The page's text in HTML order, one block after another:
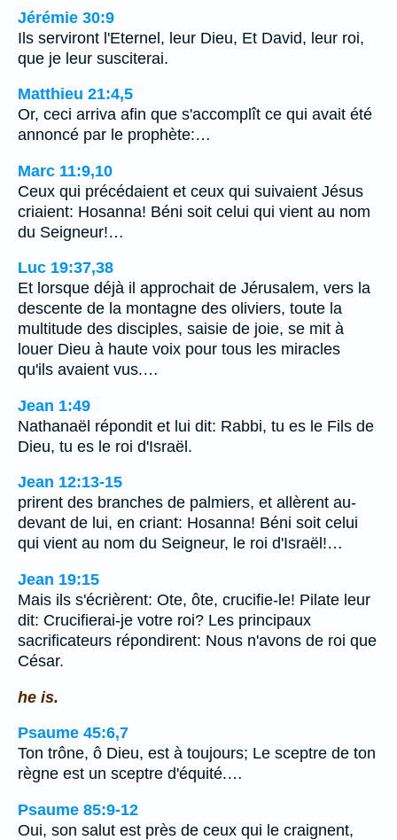
Jérémie 30:9
Ils serviront l'Eternel, leur Dieu, Et David, leur roi,
que je leur susciterai.
Matthieu 21:4,5
Or, ceci arriva afin que s'accomplît ce qui avait été
annoncé par le prophète:…
Marc 11:9,10
Ceux qui précédaient et ceux qui suivaient Jésus
criaient: Hosanna! Béni soit celui qui vient au nom
du Seigneur!…
Luc 19:37,38
Et lorsque déjà il approchait de Jérusalem, vers la
descente de la montagne des oliviers, toute la
multitude des disciples, saisie de joie, se mit à
louer Dieu à haute voix pour tous les miracles
qu'ils avaient vus.…
Jean 1:49
Nathanaël répondit et lui dit: Rabbi, tu es le Fils de
Dieu, tu es le roi d'Israël.
Jean 12:13-15
prirent des branches de palmiers, et allèrent au-
devant de lui, en criant: Hosanna! Béni soit celui
qui vient au nom du Seigneur, le roi d'Israël!…
Jean 19:15
Mais ils s'écrièrent: Ote, ôte, crucifie-le! Pilate leur
dit: Crucifierai-je votre roi? Les principaux
sacrificateurs répondirent: Nous n'avons de roi que
César.
he is.
Psaume 45:6,7
Ton trône, ô Dieu, est à toujours; Le sceptre de ton
règne est un sceptre d'équité.…
Psaume 85:9-12
Oui, son salut est près de ceux qui le craignent,